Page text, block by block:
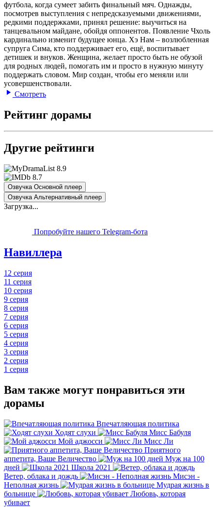
футбола, когда сумеет забить финальный мяч. Однажды,
посмотрев выступления с непредсказуемыми движениями,
редкими поддержками, принял решение: выучиться на
танцевальном майдане, обойдя оппонентов. Появление Чхоль
кардинально изменит будущее юнца. Хэ Нам – возлюбленная
супруга Сима, кто поддерживает его, ещё, воспитывает
детишек и внуков. Женщина, желает просто быть не обузой
для родных людей, помогать им и просто в нужную минуту
поддержать словом. Мир создан, чтобы его меняли или
усовершенствовали.
Смотреть
Рейтинг дорамы
Другие рейтинги
8.9
8.7
Озвучка Основной плеер
Озвучка Альтернативный плеер
Загрузка...
Попробуйте нашего Telegram-бота
Навиллера
12 серия
11 серия
10 серия
9 серия
8 серия
7 серия
6 серия
5 серия
4 серия
3 серия
2 серия
1 серия
Вам также могут понравиться эти
дорамы
Впечатляющая политика
Ходят слухи
Мисс Бабуля
Мой аджосси
Мисс Ли
Приятного
аппетита, Ваше Величество
Муж на 100
дней
Школа 2021
Ветер, облака и дождь
Мисэн -
Неполная жизнь
Мудрая жизнь в
больнице
Любовь, которая
убивает